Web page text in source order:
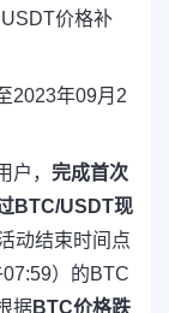
价格补
2023年09月2
户， 完成首次
BTC/USDT现
动结束时间点
07:59）的BTC
据BTC价格跌